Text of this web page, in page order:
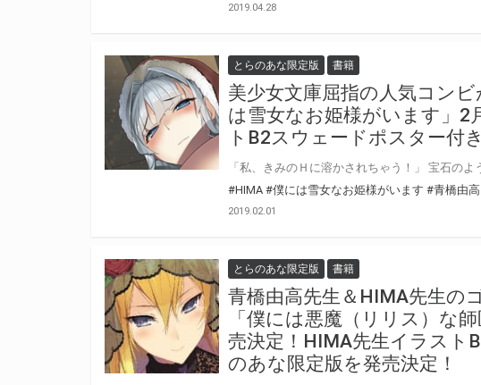
2019.04.28
とらのあな限定版 書籍
美少女文庫屈指の人気コン
は雪女なお姫様がいます」2
トB2スウェードポスター付
#HIMA #僕には雪女なお姫様がいます #青橋由高
2019.02.01
とらのあな限定版 書籍
青橋由高先生＆HIMA先生の
「僕には悪魔（リリス）な
売決定！HIMA先生イラスト
のあな限定版を発売決定！